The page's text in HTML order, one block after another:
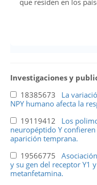
que residen en los
Investigaciones y
18385673 La
NPY humano afecta la
19119412 Los
neuropéptido Y
aparición temprana.
19566775
y su gen del receptor Y1
metanfetamina.